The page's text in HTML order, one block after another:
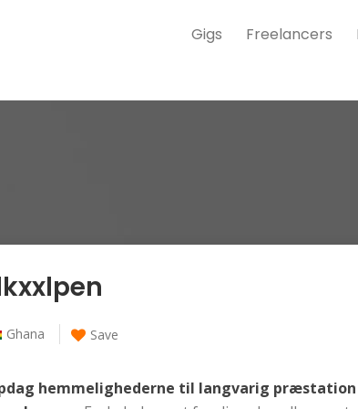
Gigs Freelancers
Ghana Save
hemmelighederne til langvarig præstation